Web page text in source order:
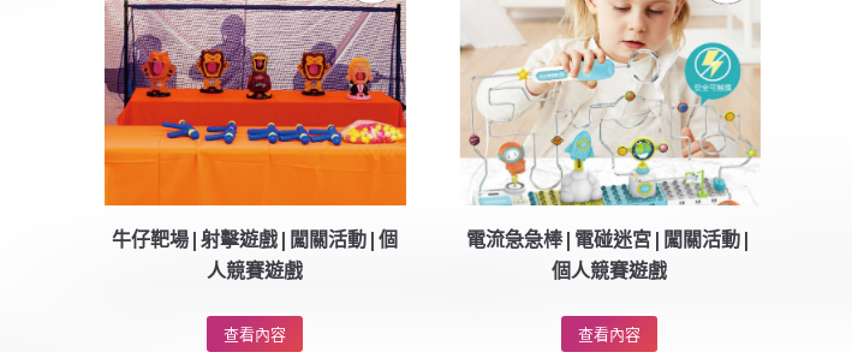
牛仔靶場|射擊遊戲|闖關活動|個
人競賽遊戲
查看內容
電流急急棒|電碰迷宮|闖關活動|
個人競賽遊戲
查看內容